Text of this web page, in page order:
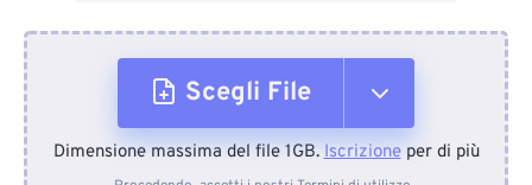
Scegli File
Dal dispositivo
Dimensione massima del file 1GB.Iscrizioneper di più